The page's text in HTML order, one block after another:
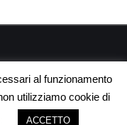
al funzionamento
utilizziamo cookie di
ACCETTO